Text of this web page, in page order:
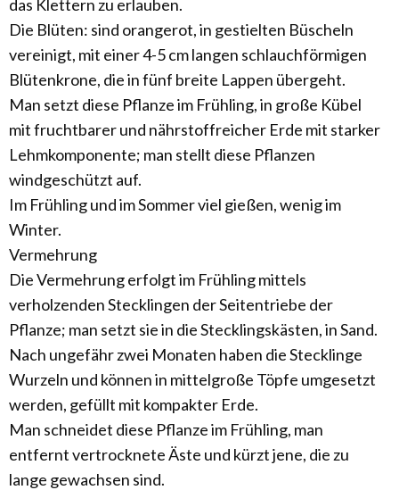
das Klettern zu erlauben.
Die Blüten: sind orangerot, in gestielten Büscheln
vereinigt, mit einer 4-5 cm langen schlauchförmigen
Blütenkrone, die in fünf breite Lappen übergeht.
Man setzt diese Pflanze im Frühling, in große Kübel
mit fruchtbarer und nährstoffreicher Erde mit starker
Lehmkomponente; man stellt diese Pflanzen
windgeschützt auf.
Im Frühling und im Sommer viel gießen, wenig im
Winter.
Vermehrung
Die Vermehrung erfolgt im Frühling mittels
verholzenden Stecklingen der Seitentriebe der
Pflanze; man setzt sie in die Stecklingskästen, in Sand.
Nach ungefähr zwei Monaten haben die Stecklinge
Wurzeln und können in mittelgroße Töpfe umgesetzt
werden, gefüllt mit kompakter Erde.
Man schneidet diese Pflanze im Frühling, man
entfernt vertrocknete Äste und kürzt jene, die zu
lange gewachsen sind.